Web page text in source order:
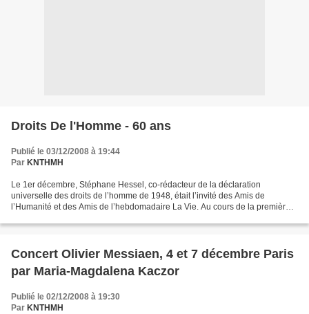
Droits De l'Homme - 60 ans
Publié le 03/12/2008 à 19:44
Par KNTHMH
Le 1er décembre, Stéphane Hessel, co-rédacteur de la déclaration
universelle des droits de l’homme de 1948, était l’invité des Amis de
l’Humanité et des Amis de l’hebdomadaire La Vie. Au cours de la première
Concert Olivier Messiaen, 4 et 7 décembre Paris
par Maria-Magdalena Kaczor
Publié le 02/12/2008 à 19:30
Par KNTHMH